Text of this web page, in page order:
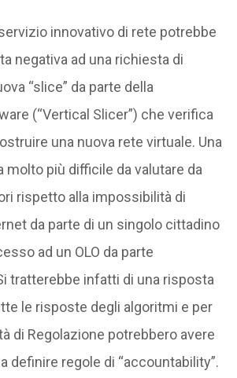
innovativo di rete potrebbe
negativa ad una richiesta di
“slice” da parte della
(“Vertical Slicer”) che verifica
una nuova rete virtuale. Una
molto più difficile da valutare da
rispetto alla impossibilità di
da parte di un singolo cittadino
ad un OLO da parte
tratterebbe infatti di una risposta
le risposte degli algoritmi e per
di Regolazione potrebbero avere
definire regole di “accountability”.